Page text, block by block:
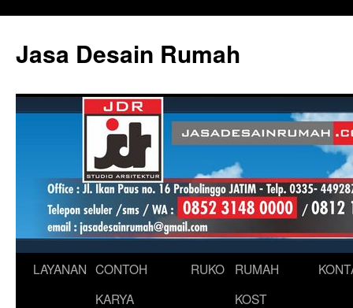
content
Jasa Desain Rumah
LAYANAN CONTOH
KARYA
RUKO
RUMAH
KOST